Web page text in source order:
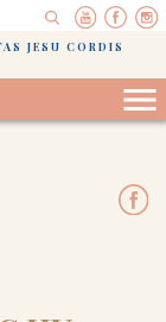
JESU CORDIS